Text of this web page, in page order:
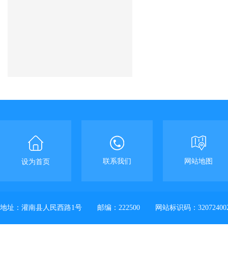
设为首页 联系我们 网站地图
地址：灌南县人民西路1号 邮编：222500 网站标识码：